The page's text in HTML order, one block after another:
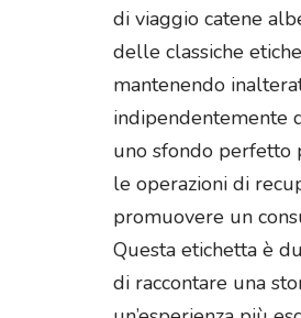
di viaggio catene
delle classiche
mantenendo
indipendentemente
uno sfondo perfetto
le operazioni di
promuovere un
Questa etichetta è
di raccontare una